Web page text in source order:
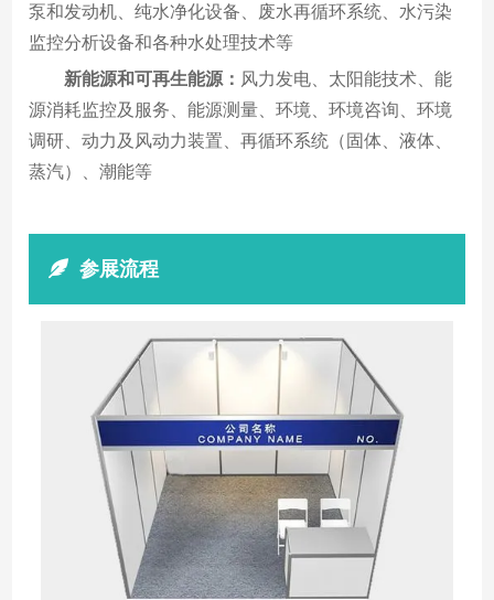
泵和发动机、纯水净化设备、废水再循环系统、水污染
监控分析设备和各种水处理技术等
新能源和可再生能源： 风力发电、太阳能技术、能
源消耗监控及服务、能源测量、环境、环境咨询、环境
调研、动力及风动力装置、再循环系统（固体、液体、
蒸汽）、潮能等
参展流程